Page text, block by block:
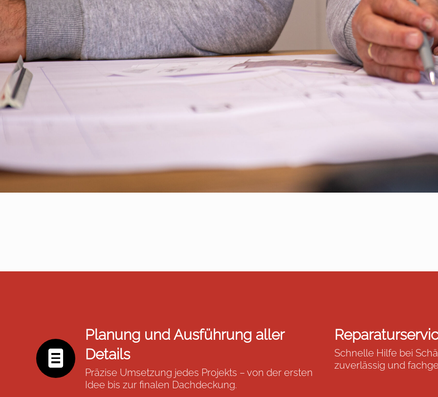
Planung und Ausführung aller
Details
Präzise Umsetzung jedes Projekts – von der ersten
Idee bis zur finalen Dachdeckung.
Schnelle Hilfe bei
zuverlässig und